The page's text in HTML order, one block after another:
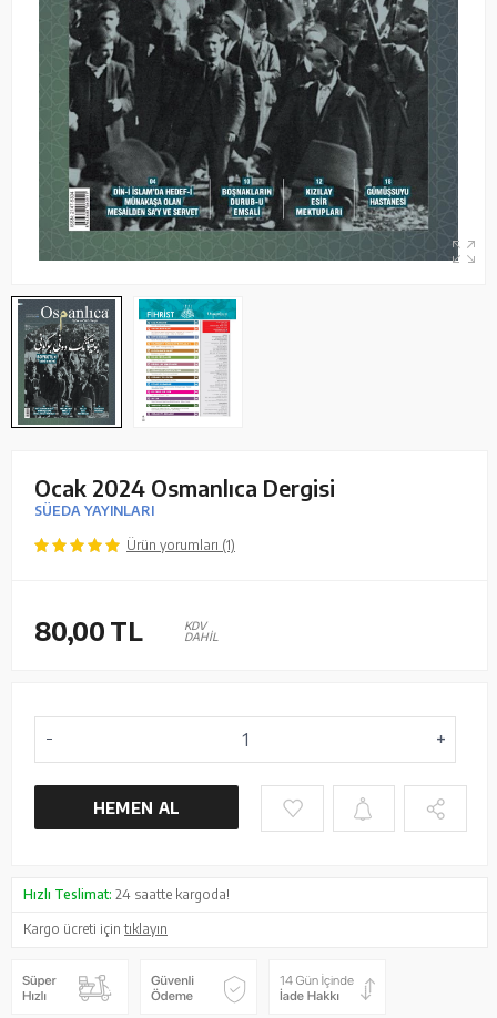
Ocak 2024 Osmanlıca Dergisi
SÜEDA YAYINLARI
Ürün yorumları (1)
80,00TL
KDV
DAHİL
HEMEN AL
Hızlı Teslimat: 24 saatte kargoda!
Kargo ücreti içintıklayın